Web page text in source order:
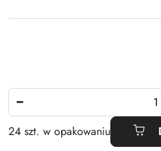
24 szt. w opakowaniu